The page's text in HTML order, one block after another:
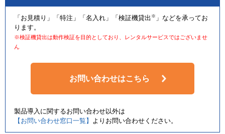
「お見積り」「特注」「名入れ」「検証機貸出 ※ 」などを承ってお
ります。
※検証機貸出は動作検証を目的としており、レンタルサービスではございませ
ん
お問い合わせはこちら
製品導入に関するお問い合わせ以外は
【お問い合わせ窓口一覧】
よりお問い合わせください。